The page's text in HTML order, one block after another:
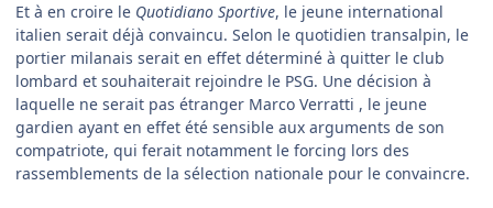
Et à en croire le Quotidiano Sportive, le jeune international
italien serait déjà convaincu. Selon le quotidien transalpin, le
portier milanais serait en effet déterminé à quitter le club
lombard et souhaiterait rejoindre le PSG. Une décision à
laquelle ne serait pas étranger Marco Verratti , le jeune
gardien ayant en effet été sensible aux arguments de son
compatriote, qui ferait notamment le forcing lors des
rassemblements de la sélection nationale pour le convaincre.